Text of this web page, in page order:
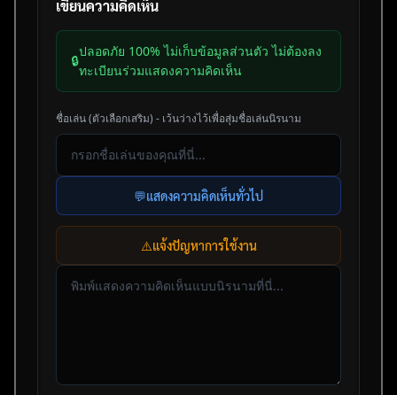
เขียนความคิดเห็น
🔒
ปลอดภัย 100% ไม่เก็บข้อมูลส่วนตัว ไม่ต้องลง
ทะเบียนร่วมแสดงความคิดเห็น
ชื่อเล่น (ตัวเลือกเสริม) - เว้นว่างไว้เพื่อสุ่มชื่อเล่นนิรนาม
💬แสดงความคิดเห็นทั่วไป
⚠️แจ้งปัญหาการใช้งาน